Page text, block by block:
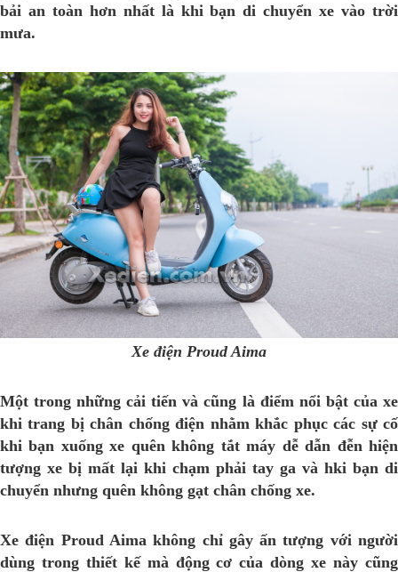
bải an toàn hơn nhất là khi bạn di chuyển xe vào trời
mưa.
Xe điện Proud Aima
Một trong những cải tiến và cũng là điểm nổi bật của xe
khi trang bị chân chống điện nhằm khắc phục các sự cố
khi bạn xuống xe quên không tắt máy dễ dẫn đễn hiện
tượng xe bị mất lại khi chạm phải tay ga và hki bạn di
chuyển nhưng quên không gạt chân chống xe.
Xe điện Proud Aima không chỉ gây ấn tượng với người
dùng trong thiết kế mà động cơ của dòng xe này cũng